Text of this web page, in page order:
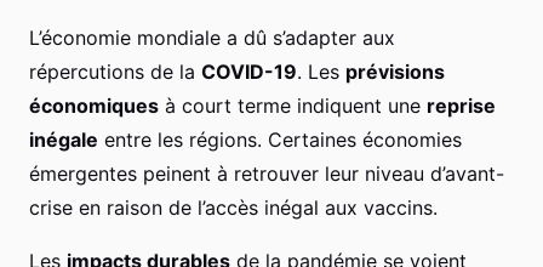
L’économie mondiale a dû s’adapter aux
répercutions de la COVID-19. Les prévisions
économiques à court terme indiquent une reprise
inégale entre les régions. Certaines économies
émergentes peinent à retrouver leur niveau d’avant-
crise en raison de l’accès inégal aux vaccins.
Les impacts durables de la pandémie se voient